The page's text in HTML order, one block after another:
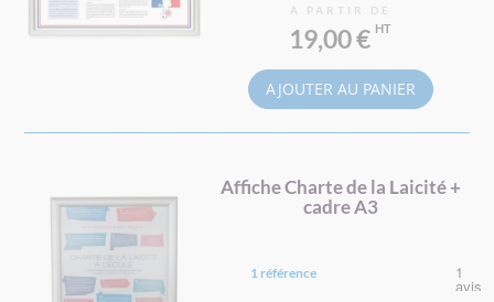
À PARTIR DE
19,00 €
AJOUTER AU PANIER
Affiche Charte de la Laicité +
cadre A3
1 référence